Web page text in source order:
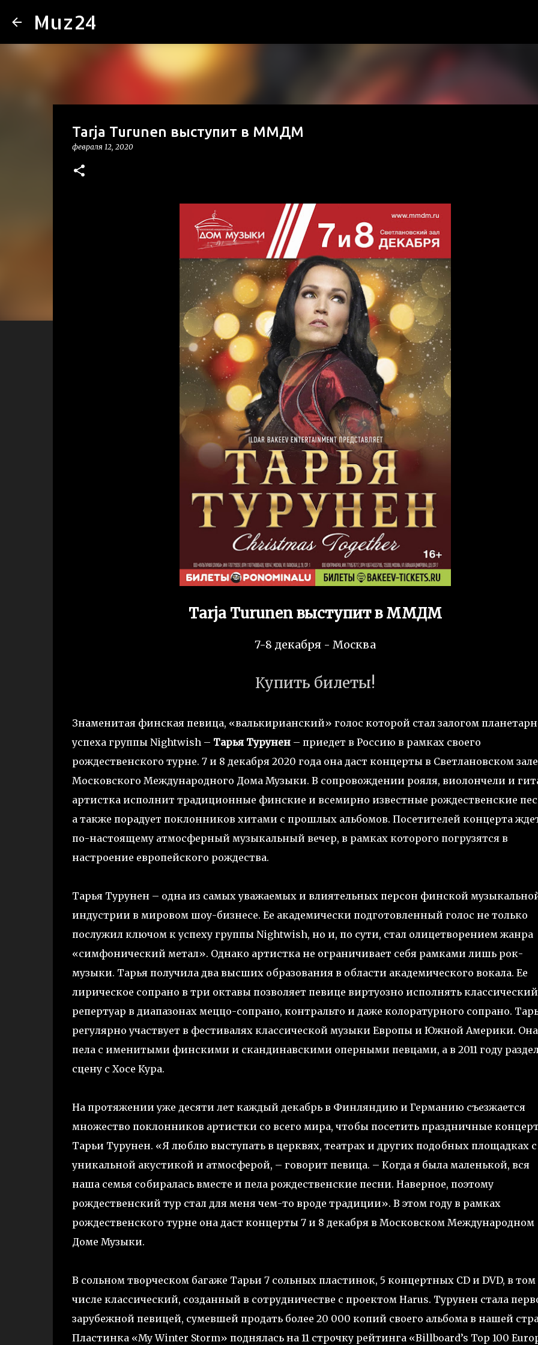
Muz24
Tarja Turunen выступит в ММДМ
февраля 12, 2020
Tarja Turunen выступит в ММДМ
7-8 декабря - Москва
Купить билеты!
Знаменитая финская певица, «валькирианский» голос которой стал залогом
успеха группы Nightwish – Тарья Турунен– приедет в Россию в рамках своего
рождественского турне. 7 и 8 декабря 2020 года она даст концерты в Светлановском зале
Московского Международного Дома Музыки. В сопровождении рояля, виолончели и
артистка исполнит традиционные финские и всемирно известные рождественские
а также порадует поклонников хитами с прошлых альбомов. Посетителей концерта
по-настоящему атмосферный музыкальный вечер, в рамках которого погрузятся в
настроение европейского рождества.
Тарья Турунен – одна из самых уважаемых и влиятельных персон финской
индустрии в мировом шоу-бизнесе. Ее академически подготовленный голос не только
послужил ключом к успеху группы Nightwish, но и, по сути, стал олицетворением жанра
«симфонический метал». Однако артистка не ограничивает себя рамками лишь рок-
музыки. Тарья получила два высших образования в области академического вокала. Ее
лирическое сопрано в три октавы позволяет певице виртуозно исполнять классический
репертуар в диапазонах меццо-сопрано, контральто и даже колоратурного сопрано.
регулярно участвует в фестивалях классической музыки Европы и Южной Америки. Она
пела с именитыми финскими и скандинавскими оперными певцами, а в 2011 году
сцену с Хосе Кура.
На протяжении уже десяти лет каждый декабрь в Финляндию и Германию съезжается
множество поклонников артистки со всего мира, чтобы посетить праздничные
Тарьи Турунен. «Я люблю выступать в церквях, театрах и других подобных площадках
уникальной акустикой и атмосферой, – говорит певица. – Когда я была маленькой, вся
наша семья собиралась вместе и пела рождественские песни. Наверное, поэтому
рождественский тур стал для меня чем-то вроде традиции». В этом году в рамках
рождественского турне она даст концерты 7 и 8 декабря в Московском Международном
Доме Музыки.
В сольном творческом багаже Тарьи 7 сольных пластинок, 5 концертных CD и DVD, в том
числе классический, созданный в сотрудничестве с проектом Harus. Турунен стала
зарубежной певицей, сумевшей продать более 20 000 копий своего альбома в нашей
Пластинка «My Winter Storm» поднялась на 11 строчку рейтинга «Billboard’s Top 100